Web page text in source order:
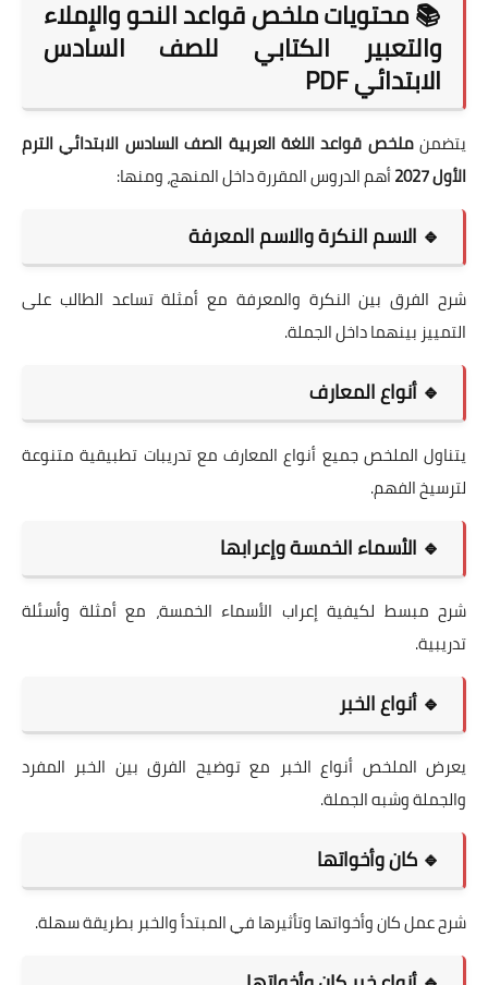
📚 محتويات ملخص قواعد النحو والإملاء
والتعبير الكتابي للصف السادس
الابتدائي PDF
يتضمنملخص قواعد اللغة العربية الصف السادس الابتدائي الترم
الأول 2027
أهم الدروس المقررة داخل المنهج، ومنها:
🔹 الاسم النكرة والاسم المعرفة
شرح الفرق بين النكرة والمعرفة مع أمثلة تساعد الطالب على
التمييز بينهما داخل الجملة.
🔹 أنواع المعارف
يتناول الملخص جميع أنواع المعارف مع تدريبات تطبيقية متنوعة
لترسيخ الفهم.
🔹 الأسماء الخمسة وإعرابها
شرح مبسط لكيفية إعراب الأسماء الخمسة، مع أمثلة وأسئلة
تدريبية.
🔹 أنواع الخبر
يعرض الملخص أنواع الخبر مع توضيح الفرق بين الخبر المفرد
والجملة وشبه الجملة.
🔹 كان وأخواتها
شرح عمل كان وأخواتها وتأثيرها في المبتدأ والخبر بطريقة سهلة.